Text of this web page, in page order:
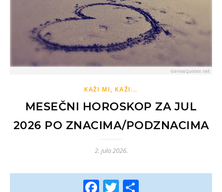
KAŽI MI, KAŽI...
MESEČNI HOROSKOP ZA JUL
2026 PO ZNACIMA/PODZNACIMA
2. jula 2026.
Facebook
Twitter